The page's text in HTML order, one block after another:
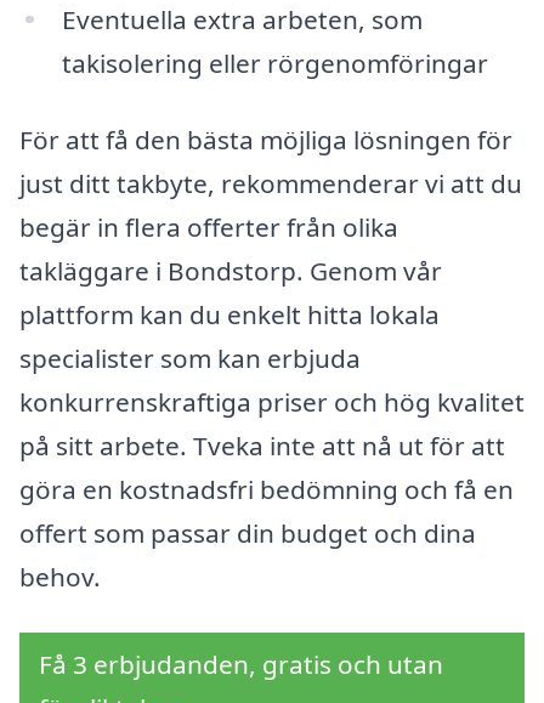
Eventuella extra arbeten, som
takisolering eller rörgenomföringar
För att få den bästa möjliga lösningen för
just ditt takbyte, rekommenderar vi att du
begär in flera offerter från olika
takläggare i Bondstorp. Genom vår
plattform kan du enkelt hitta lokala
specialister som kan erbjuda
konkurrenskraftiga priser och hög kvalitet
på sitt arbete. Tveka inte att nå ut för att
göra en kostnadsfri bedömning och få en
offert som passar din budget och dina
behov.
Få 3 erbjudanden, gratis och utan